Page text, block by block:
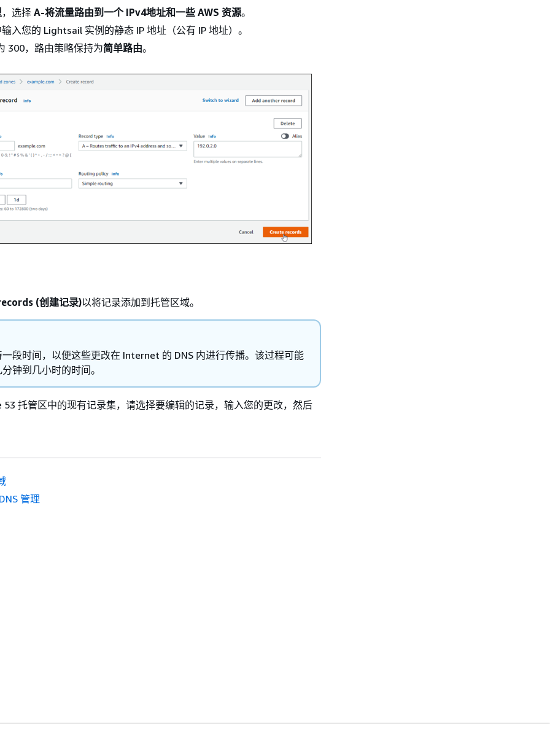
，选择 A-将流量路由到一个 IPv4地址和一些 AWS 资源。
入您的 Lightsail 实例的静态 IP 地址（公有 IP 地址）。
300，路由策略保持为简单路由。
(创建记录)以将记录添加到托管区域。
段时间，以便这些更改在 Internet 的 DNS 内进行传播。该过程可能
钟到几小时的时间。
53 托管区中的现有记录集，请选择要编辑的记录，输入您的更改，然后
管理